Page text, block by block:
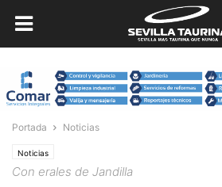
Portada Noticias
Noticias
Con erales de Jandilla